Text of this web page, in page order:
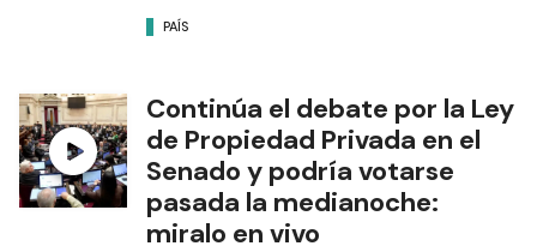
PAÍS
Continúa el debate por la Ley
de Propiedad Privada en el
Senado y podría votarse
pasada la medianoche:
miralo en vivo